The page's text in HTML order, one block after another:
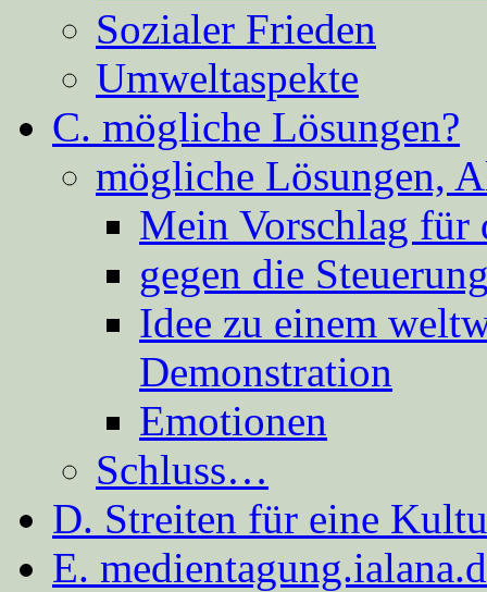
Sozialer Frieden
Umweltaspekte
C. mögliche Lösungen?
mögliche Lösungen,
Mein Vorschlag für
gegen die
Idee zu einem
Demonstration
Emotionen
Schluss…
D. Streiten für eine
E.